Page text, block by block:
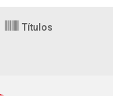
Títulos